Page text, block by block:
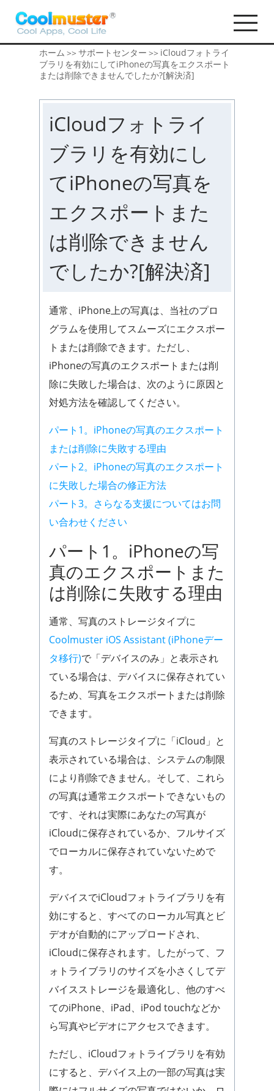
ホーム >> サポートセンター >> iCloudフォトライ
ブラリを有効にしてiPhoneの写真をエクスポート
または削除できませんでしたか?[解決済]
iCloudフォトライ
ブラリを有効にし
てiPhoneの写真を
エクスポートまた
は削除できません
でしたか?[解決済]
通常、iPhone上の写真は、当社のプロ
グラムを使用してスムーズにエクスポー
トまたは削除できます。ただし、
iPhoneの写真のエクスポートまたは削
除に失敗した場合は、次のように原因と
対処方法を確認してください。
パート1。iPhoneの写真のエクスポート
または削除に失敗する理由
パート2。iPhoneの写真のエクスポート
に失敗した場合の修正方法
パート3。さらなる支援についてはお問
い合わせください
パート1。iPhoneの写
真のエクスポートまた
は削除に失敗する理由
通常、写真のストレージタイプに
Coolmuster iOS Assistant (iPhoneデー
タ移行)で「デバイスのみ」と表示され
ている場合は、デバイスに保存されてい
るため、写真をエクスポートまたは削除
できます。
写真のストレージタイプに「iCloud」と
表示されている場合は、システムの制限
により削除できません。そして、これら
の写真は通常エクスポートできないもの
です、それは実際にあなたの写真が
iCloudに保存されているか、フルサイズ
でローカルに保存されていないためで
す。
デバイスでiCloudフォトライブラリを有
効にすると、すべてのローカル写真とビ
デオが自動的にアップロードされ、
iCloudに保存されます。したがって、フ
ォトライブラリのサイズを小さくしてデ
バイスストレージを最適化し、他のすべ
てのiPhone、iPad、iPod touchなどか
ら写真やビデオにアクセスできます。
ただし、iCloudフォトライブラリを有効
にすると、デバイス上の一部の写真は実